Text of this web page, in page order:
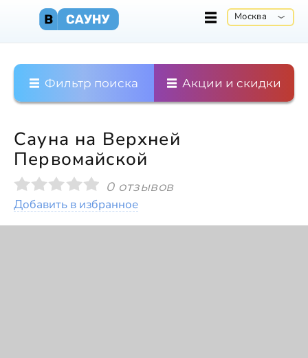
Москва
Фильтр поиска Акции и скидки
Сауна на Верхней
Первомайской
0 отзывов
Добавить в избранное